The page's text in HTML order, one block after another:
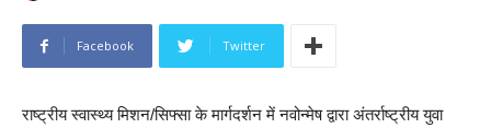
Facebook Twitter
राष्ट्रीय स्वास्थ्य मिशन/सिफ्सा के मार्गदर्शन में नवोन्मेष द्वारा अंतर्राष्ट्रीय युवा